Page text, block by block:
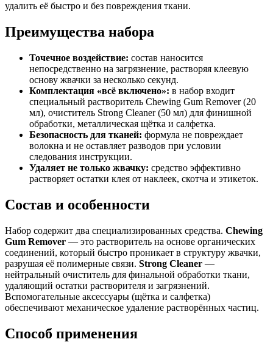
удалить её быстро и без повреждения ткани.
Преимущества набора
Точечное воздействие: состав наносится
непосредственно на загрязнение, растворяя клеевую
основу жвачки за несколько секунд.
Комплектация «всё включено»: в набор входит
специальный растворитель Chewing Gum Remover (20
мл), очиститель Strong Cleaner (50 мл) для финишной
обработки, металлическая щётка и салфетка.
Безопасность для тканей: формула не повреждает
волокна и не оставляет разводов при условии
следования инструкции.
Удаляет не только жвачку: средство эффективно
растворяет остатки клея от наклеек, скотча и этикеток.
Состав и особенности
Набор содержит два специализированных средства. Chewing
Gum Remover — это растворитель на основе органических
соединений, который быстро проникает в структуру жвачки,
разрушая её полимерные связи. Strong Cleaner —
нейтральный очиститель для финальной обработки ткани,
удаляющий остатки растворителя и загрязнений.
Вспомогательные аксессуары (щётка и салфетка)
обеспечивают механическое удаление растворённых частиц.
Способ применения